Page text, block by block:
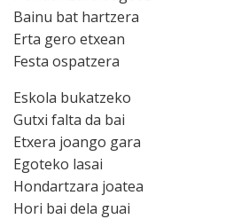
Bainu bat hartzera
Erta gero etxean
Festa ospatzera
Eskola bukatzeko
Gutxi falta da bai
Etxera joango gara
Egoteko lasai
Hondartzara joatea
Hori bai dela guai